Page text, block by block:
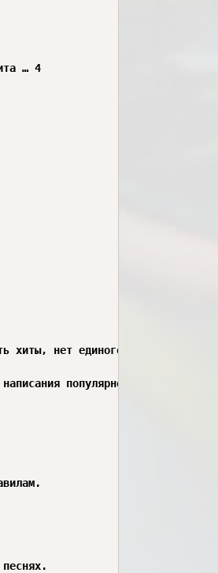
… 4
хиты, нет единого доказанного
популярной песни.